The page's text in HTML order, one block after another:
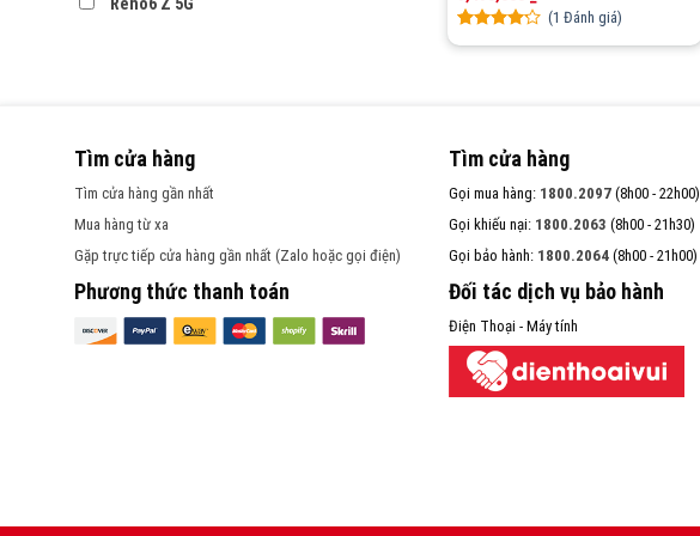
Rated
1
rating
(1 Đánh giá)
Tìm cửa hàng
Tìm cửa hàng gần nhất
Mua hàng từ xa
Gặp trực tiếp cửa hàng gần nhất (Zalo hoặc gọi điện)
Phương thức thanh toán
Tìm cửa hàng
Gọi mua hàng: 1800.2097(8h00 - 22h00)
Gọi khiếu nại: 1800.2063 (8h00 - 21h30)
Gọi bảo hành: 1800.2064(8h00 - 21h00)
Đối tác dịch vụ bảo hành
Điện Thoại - Máy tính